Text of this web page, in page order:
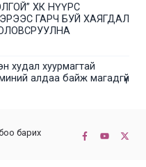
ХК НҮҮРС
ГАРЧ БУЙ ХАЯГДАЛ
худал хуурмагтай
алдаа байж магадгүй
НҮҮРС
барих